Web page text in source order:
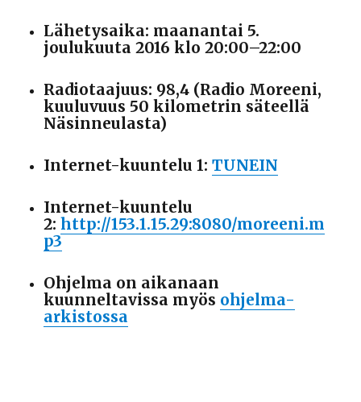
Lähetysaika: maanantai 5.
joulukuuta 2016 klo 20:00–22:00
Radiotaajuus: 98,4 (Radio Moreeni,
kuuluvuus 50 kilometrin säteellä
Näsinneulasta)
Internet-kuuntelu 1:TUNEIN
Internet-kuuntelu
2:http://153.1.15.29:8080/moreeni.m
p3
Ohjelma on aikanaan
kuunneltavissa myös ohjelma-
arkistossa